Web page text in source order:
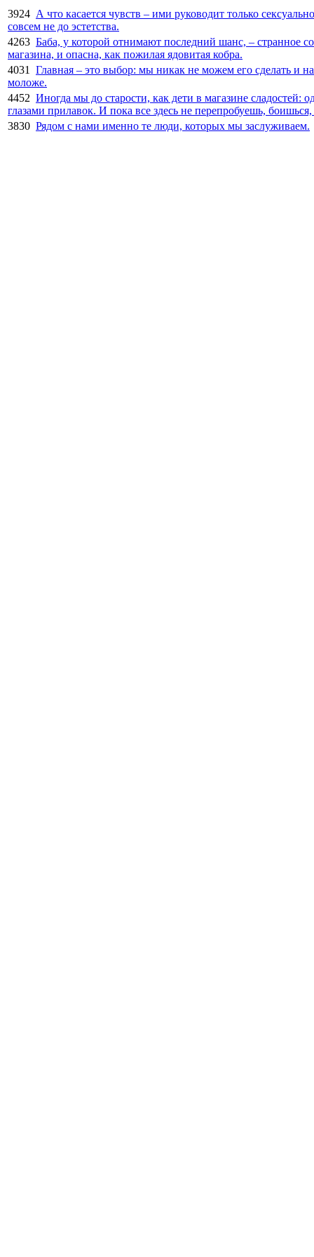
3924 А что касается чувств – ими руководит только
совсем не до эстетства.
4263 Баба, у которой отнимают последний шанс, – странное
магазина, и опасна, как пожилая ядовитая кобра.
4031
Главная – это выбор: мы никак не можем его сделать и
моложе.
4452 Иногда мы до старости, как дети в магазине
глазами прилавок. И пока все здесь не перепробуешь,
3830 Рядом с нами именно те люди, которых мы заслуживаем.